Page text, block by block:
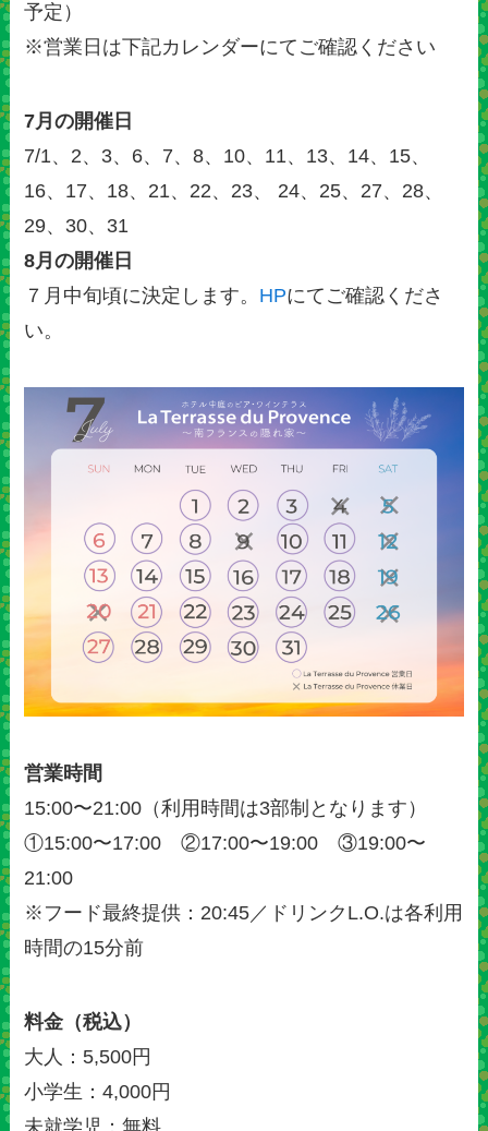
予定）
※営業日は下記カレンダーにてご確認ください
7月の開催日
7/1、2、3、6、7、8、10、11、13、14、15、
16、17、18、21、22、23、 24、25、27、28、
29、30、31
8月の開催日
７月中旬頃に決定します。 HPにてご確認くださ
い。
営業時間
15:00〜21:00（利用時間は3部制となります）
①15:00〜17:00 ②17:00〜19:00 ③19:00〜
21:00
※フード最終提供：20:45／ドリンクL.O.は各利用
時間の15分前
料金（税込）
大人：5,500円
小学生：4,000円
未就学児：無料